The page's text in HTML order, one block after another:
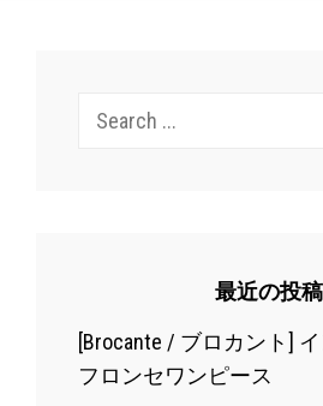
Search
最近の投稿
[Brocante / ブロカント]
フロンセワンピース